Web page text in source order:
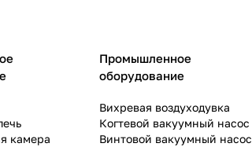
камера
Промышленное
оборудование
Вихревая воздуходувка
Когтевой вакуумный насос
Винтовой вакуумный насос